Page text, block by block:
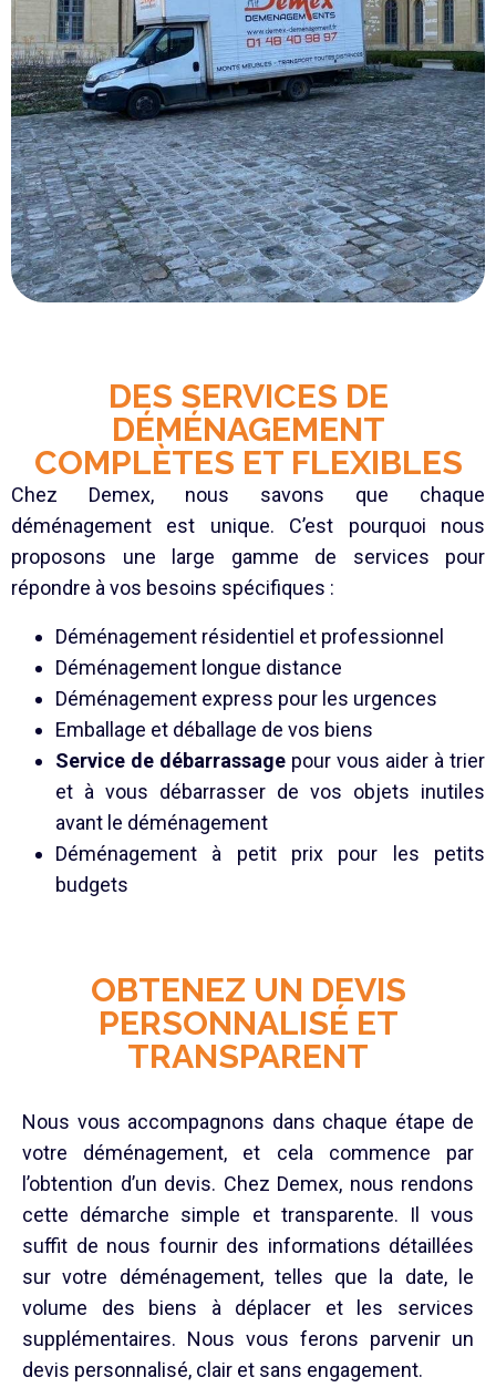
DES SERVICES DE
DÉMÉNAGEMENT
COMPLÈTES ET FLEXIBLES
Chez Demex, nous savons que chaque
déménagement est unique. C’est pourquoi nous
proposons une large gamme de services pour
répondre à vos besoins spécifiques :
Déménagement résidentiel et professionnel
Déménagement longue distance
Déménagement express pour les urgences
Emballage et déballage de vos biens
Service de débarrassage pour vous aider à trier
et à vous débarrasser de vos objets inutiles
avant le déménagement
Déménagement à petit prix pour les petits
budgets
OBTENEZ UN DEVIS
PERSONNALISÉ ET
TRANSPARENT
Nous vous accompagnons dans chaque étape de
votre déménagement, et cela commence par
l’obtention d’un devis. Chez Demex, nous rendons
cette démarche simple et transparente. Il vous
suffit de nous fournir des informations détaillées
sur votre déménagement, telles que la date, le
volume des biens à déplacer et les services
supplémentaires. Nous vous ferons parvenir un
devis personnalisé, clair et sans engagement.